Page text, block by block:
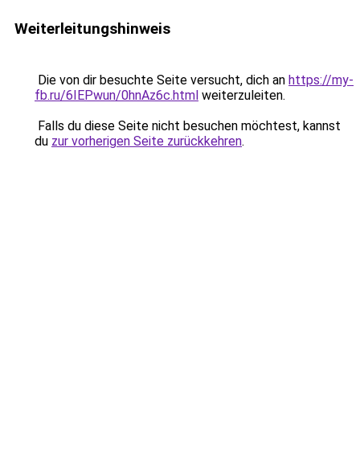
Weiterleitungshinweis
Die von dir besuchte Seite versucht, dich an https://my-
fb.ru/6IEPwun/0hnAz6c.html weiterzuleiten.
Falls du diese Seite nicht besuchen möchtest, kannst
du zur vorherigen Seite zurückkehren.